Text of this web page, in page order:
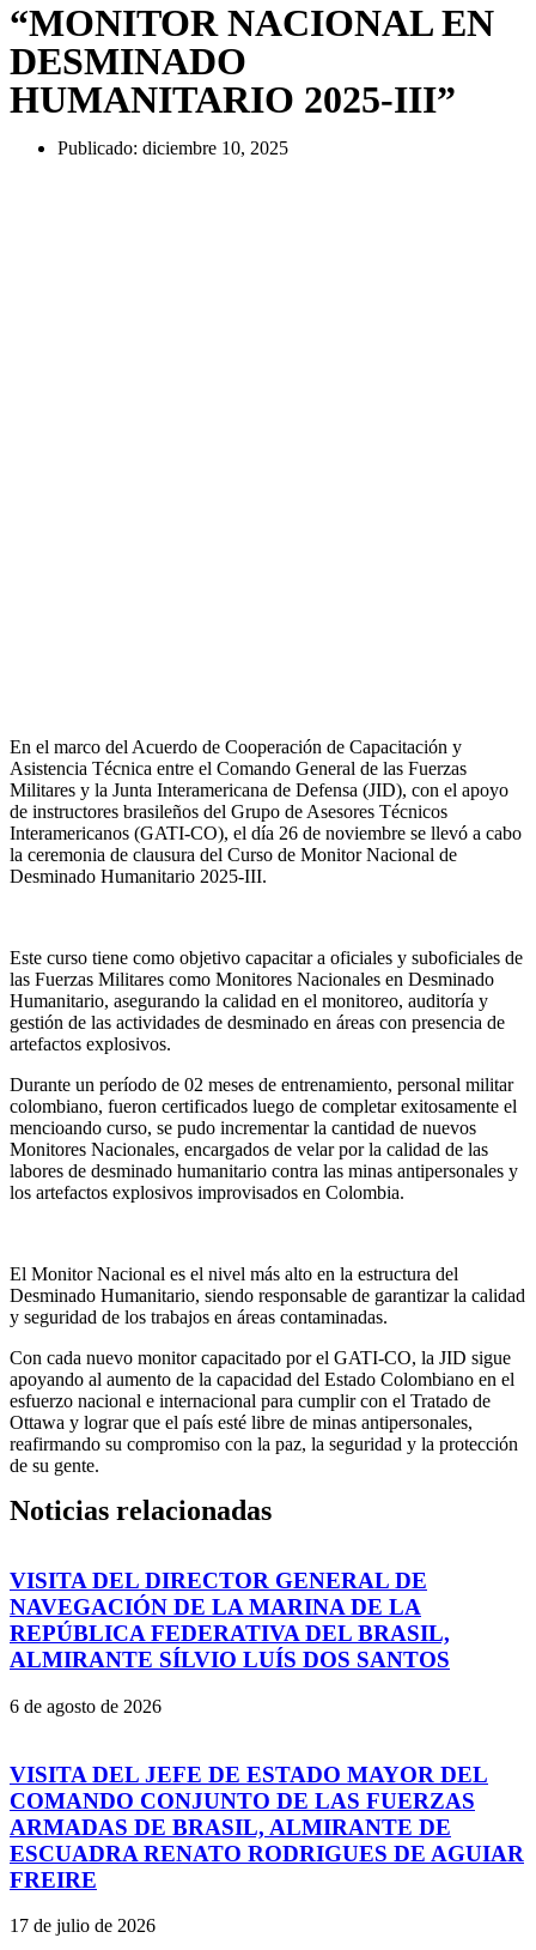
“MONITOR NACIONAL EN
DESMINADO
HUMANITARIO 2025-III”
Publicado: diciembre 10, 2025
En el marco del Acuerdo de Cooperación de Capacitación y
Asistencia Técnica entre el Comando General de las Fuerzas
Militares y la Junta Interamericana de Defensa (JID), con el apoyo
de instructores brasileños del Grupo de Asesores Técnicos
Interamericanos (GATI-CO), el día 26 de noviembre se llevó a cabo
la ceremonia de clausura del Curso de Monitor Nacional de
Desminado Humanitario 2025-III.
Este curso tiene como objetivo capacitar a oficiales y suboficiales de
las Fuerzas Militares como Monitores Nacionales en Desminado
Humanitario, asegurando la calidad en el monitoreo, auditoría y
gestión de las actividades de desminado en áreas con presencia de
artefactos explosivos.
Durante un período de 02 meses de entrenamiento, personal militar
colombiano, fueron certificados luego de completar exitosamente el
mencioando curso, se pudo incrementar la cantidad de nuevos
Monitores Nacionales, encargados de velar por la calidad de las
labores de desminado humanitario contra las minas antipersonales y
los artefactos explosivos improvisados en Colombia.
El Monitor Nacional es el nivel más alto en la estructura del
Desminado Humanitario, siendo responsable de garantizar la calidad
y seguridad de los trabajos en áreas contaminadas.
Con cada nuevo monitor capacitado por el GATI-CO, la JID sigue
apoyando al aumento de la capacidad del Estado Colombiano en el
esfuerzo nacional e internacional para cumplir con el Tratado de
Ottawa y lograr que el país esté libre de minas antipersonales,
reafirmando su compromiso con la paz, la seguridad y la protección
de su gente.
Noticias relacionadas
VISITA DEL DIRECTOR GENERAL DE
NAVEGACIÓN DE LA MARINA DE LA
REPÚBLICA FEDERATIVA DEL BRASIL,
ALMIRANTE SÍLVIO LUÍS DOS SANTOS
6 de agosto de 2026
VISITA DEL JEFE DE ESTADO MAYOR DEL
COMANDO CONJUNTO DE LAS FUERZAS
ARMADAS DE BRASIL, ALMIRANTE DE
ESCUADRA RENATO RODRIGUES DE AGUIAR
FREIRE
17 de julio de 2026